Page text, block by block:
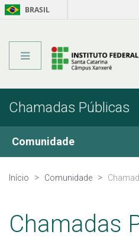
BRASIL
Chamadas Públicas
Comunidade
Certificações
Extensão
Início Comunidade
Chamadas